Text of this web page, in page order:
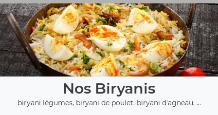
Nos Biryanis
biryani légumes, biryani de poulet, biryani d'agneau, ...